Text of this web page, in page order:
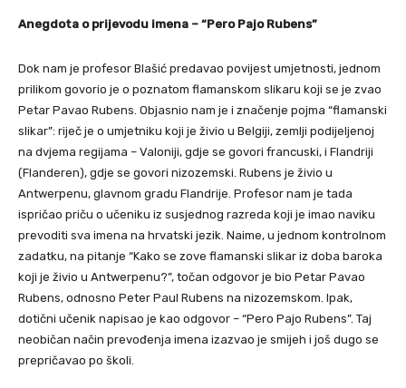
Anegdota o prijevodu imena – “Pero Pajo Rubens”
Dok nam je profesor Blašić predavao povijest umjetnosti, jednom
prilikom govorio je o poznatom flamanskom slikaru koji se je zvao
Petar Pavao Rubens. Objasnio nam je i značenje pojma “flamanski
slikar”: riječ je o umjetniku koji je živio u Belgiji, zemlji podijeljenoj
na dvjema regijama – Valoniji, gdje se govori francuski, i Flandriji
(Flanderen), gdje se govori nizozemski. Rubens je živio u
Antwerpenu, glavnom gradu Flandrije. Profesor nam je tada
ispričao priču o učeniku iz susjednog razreda koji je imao naviku
prevoditi sva imena na hrvatski jezik. Naime, u jednom kontrolnom
zadatku, na pitanje “Kako se zove flamanski slikar iz doba baroka
koji je živio u Antwerpenu?”, točan odgovor je bio Petar Pavao
Rubens, odnosno Peter Paul Rubens na nizozemskom. Ipak,
dotični učenik napisao je kao odgovor – “Pero Pajo Rubens”. Taj
neobičan način prevođenja imena izazvao je smijeh i još dugo se
prepričavao po školi.